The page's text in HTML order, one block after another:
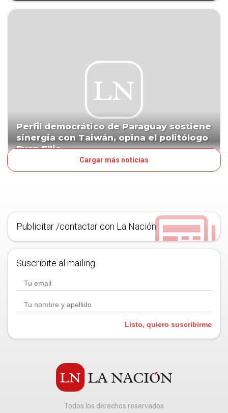
Perfil democrático de Paraguay sostiene
sinergia con Taiwán, opina el politólogo
Evan Ellis
Cargar más noticias
Publicitar /contactar con La Nación
Suscribite al mailing.
Listo, quiero suscribirme
Todos los derechos reservados